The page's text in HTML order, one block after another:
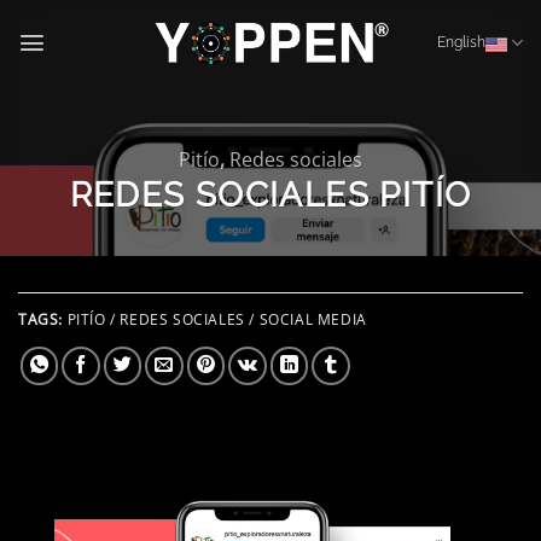
English
Pitío,Redes sociales
REDES SOCIALES PITÍO
TAGS: PITÍO / REDES SOCIALES / SOCIAL MEDIA